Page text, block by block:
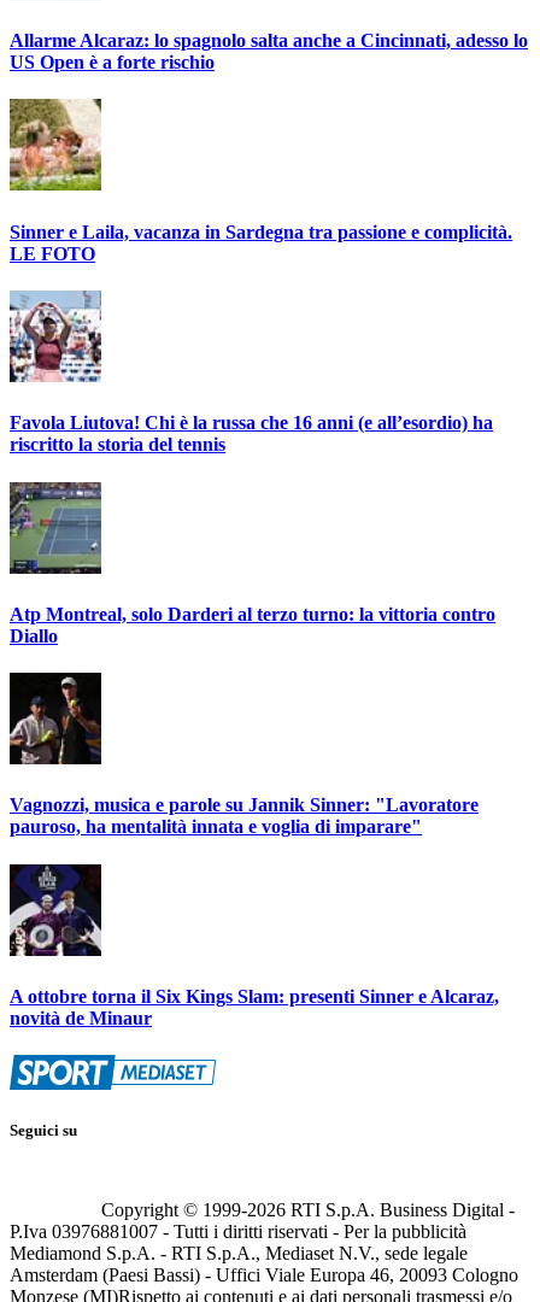
Allarme Alcaraz: lo spagnolo salta anche a Cincinnati, adesso lo
US Open è a forte rischio
Sinner e Laila, vacanza in Sardegna tra passione e complicità.
LE FOTO
Favola Liutova! Chi è la russa che 16 anni (e all’esordio) ha
riscritto la storia del tennis
Atp Montreal, solo Darderi al terzo turno: la vittoria contro
Diallo
Vagnozzi, musica e parole su Jannik Sinner: "Lavoratore
pauroso, ha mentalità innata e voglia di imparare"
A ottobre torna il Six Kings Slam: presenti Sinner e Alcaraz,
novità de Minaur
Seguici su
Copyright © 1999-2026 RTI S.p.A. Business Digital -
P.Iva 03976881007 - Tutti i diritti riservati - Per la pubblicità
Mediamond S.p.A. - RTI S.p.A., Mediaset N.V., sede legale
Amsterdam (Paesi Bassi) - Uffici Viale Europa 46, 20093 Cologno
Monzese (MI)Rispetto ai contenuti e ai dati personali trasmessi e/o